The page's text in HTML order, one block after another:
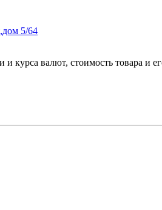
5/64
и курса валют, стоимость товара и